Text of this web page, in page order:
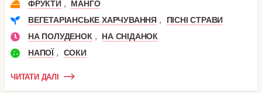
ФРУКТИ ,
МАНГО
ВЕГЕТАРІАНСЬКЕ ХАРЧУВАННЯ ,
ПІСНІ СТРАВИ
НА ПОЛУДЕНОК ,
НА СНІДАНОК
НАПОЇ , СОКИ
ЧИТАТИ ДАЛІ